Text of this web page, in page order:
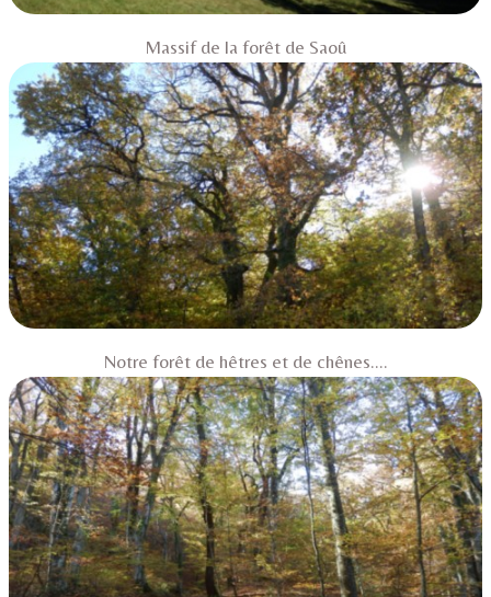
Massif de la forêt de Saoû
Notre forêt de hêtres et de chênes....